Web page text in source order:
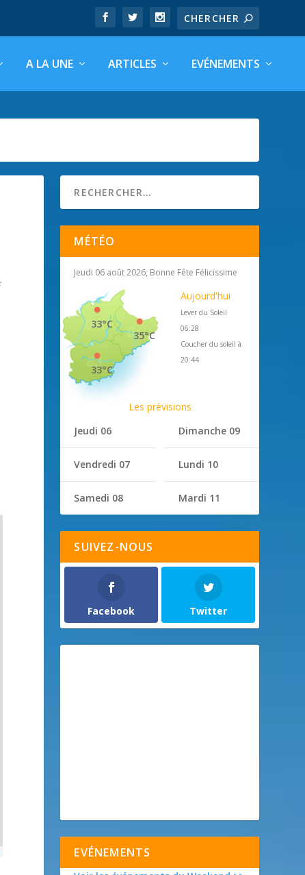
A LA UNE ARTICLES EVÉNEMENTS
MÉTÉO
Jeudi 06 août 2026, Bonne Fête Félicissime
35°C
33°C
33°C
Aujourd'hui
Lever du Soleil
06:28
Coucher du soleil à
20:44
Les prévisions
Jeudi 06
Vendredi 07
Samedi 08
Dimanche 09
Lundi 10
Mardi 11
SUIVEZ-NOUS
Facebook Twitter
EVÉNEMENTS